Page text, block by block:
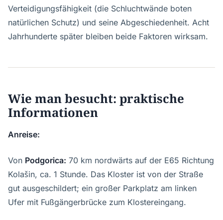
Verteidigungsfähigkeit (die Schluchtwände boten
natürlichen Schutz) und seine Abgeschiedenheit. Acht
Jahrhunderte später bleiben beide Faktoren wirksam.
Wie man besucht: praktische
Informationen
Anreise:
Von Podgorica: 70 km nordwärts auf der E65 Richtung
Kolašin, ca. 1 Stunde. Das Kloster ist von der Straße
gut ausgeschildert; ein großer Parkplatz am linken
Ufer mit Fußgängerbrücke zum Klostereingang.